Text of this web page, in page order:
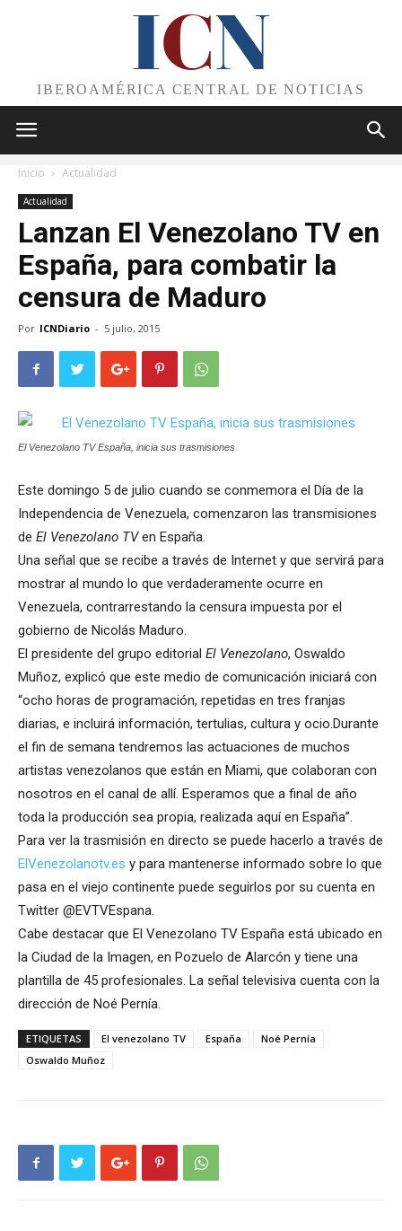
ICN
IBEROAMÉRICA CENTRAL DE NOTICIAS
Inicio Actualidad
Actualidad
Lanzan El Venezolano TV en
España, para combatir la
censura de Maduro
Por ICNDiario - 5 julio, 2015
El Venezolano TV España, inicia sus trasmisiones
Este domingo 5 de julio cuando se conmemora el Día de la
Independencia de Venezuela, comenzaron las transmisiones
de El Venezolano TVen España.
Una señal que se recibe a través de Internet y que servirá para
mostrar al mundo lo que verdaderamente ocurre en
Venezuela, contrarrestando la censura impuesta por el
gobierno de Nicolás Maduro.
El presidente del grupo editorial El Venezolano, Oswaldo
Muñoz, explicó que este medio de comunicación iniciará con
“ocho horas de programación, repetidas en tres franjas
diarias, e incluirá información, tertulias, cultura y ocio.Durante
el fin de semana tendremos las actuaciones de muchos
artistas venezolanos que están en Miami, que colaboran con
nosotros en el canal de allí. Esperamos que a final de año
toda la producción sea propia, realizada aquí en España”.
Para ver la trasmisión en directo se puede hacerlo a través de
ElVenezolanotv.es y para mantenerse informado sobre lo que
pasa en el viejo continente puede seguirlos por su cuenta en
Twitter @EVTVEspana.
Cabe destacar que El Venezolano TV España está ubicado en
la Ciudad de la Imagen, en Pozuelo de Alarcón y tiene una
plantilla de 45 profesionales. La señal televisiva cuenta con la
dirección de Noé Pernía.
ETIQUETAS El venezolano TV España
Noé Pernía
Oswaldo Muñoz